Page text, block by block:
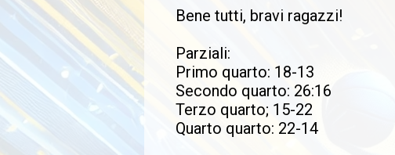
Bene tutti, bravi ragazzi!
Parziali:
Primo quarto: 18-13
Secondo quarto: 26:16
Terzo quarto; 15-22
Quarto quarto: 22-14